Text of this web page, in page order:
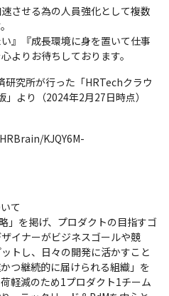
させる為の人員強化として複数
』『成長環境に身を置いて仕事
よりお待ちしております。
究所が行った「HRTechクラウ
より（2024年2月27日時点）
KJQY6M-
て
を掲げ、プロダクトの目指すゴ
イナーがビジネスゴールや競
トし、日々の開発に活かすこと
つ継続的に届けられる組織」を
軽減のため1プロダクト1チーム